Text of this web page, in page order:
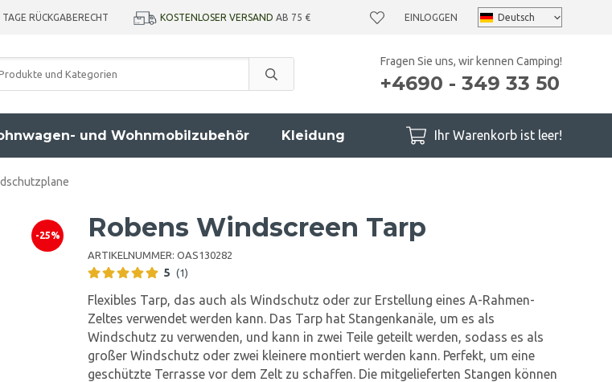
TAGE RÜCKGABERECHT KOSTENLOSER VERSAND AB 75 € EINLOGGEN
Fragen Sie uns, wir kennen Camping!
+4690 - 349 33 50
und Wohnmobilzubehör Kleidung Ihr Warenkorb ist leer!
-25% Robens Windscreen Tarp
ARTIKELNUMMER: OAS130282
5 (1)
Flexibles Tarp, das auch als Windschutz oder zur Erstellung eines A-Rahmen-
Zeltes verwendet werden kann. Das Tarp hat Stangenkanäle, um es als
Windschutz zu verwenden, und kann in zwei Teile geteilt werden, sodass es als
großer Windschutz oder zwei kleinere montiert werden kann. Perfekt, um eine
geschützte Terrasse vor dem Zelt zu schaffen. Die mitgelieferten Stangen können